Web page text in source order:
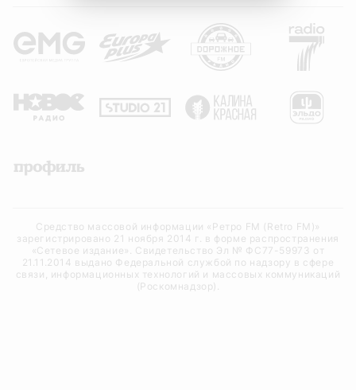
Средство массовой информации «Ретро FM (Retro FM)»
зарегистрировано 21 ноября 2014 г. в форме распространения
«Сетевое издание». Свидетельство Эл № ФС77-59973 от
21.11.2014 выдано Федеральной службой по надзору в сфере
связи, информационных технологий и массовых коммуникаций
(Роскомнадзор).